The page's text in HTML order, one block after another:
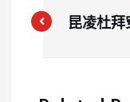
昆凌杜拜